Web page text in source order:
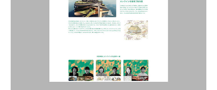
ボス・・・書く・・・徒然